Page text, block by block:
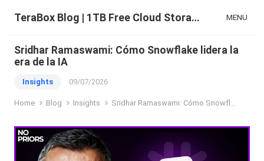
TeraBox Blog | 1TB Free Cloud Storage & All-in-One AI Space MENU
Sridhar Ramaswami: Cómo Snowflake lidera la
era de la IA
Insights 09/07/2026
Home Blog Insights Sridhar Ramaswami: Cómo Snowflake lidera la era de la IA